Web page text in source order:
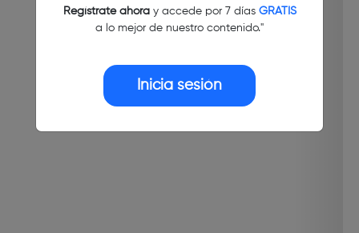
Regístrate ahoray accede por 7 días GRATIS
a lo mejor de nuestro contenido."
Inicia sesión